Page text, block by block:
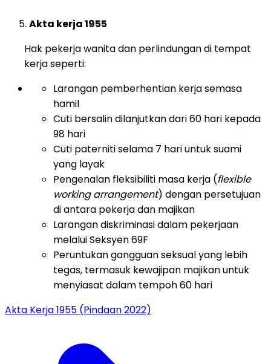
Akta kerja 1955
Hak pekerja wanita dan perlindungan di tempat
kerja seperti:
Larangan pemberhentian kerja semasa
hamil
Cuti bersalin dilanjutkan dari 60 hari kepada
98 hari
Cuti paterniti selama 7 hari untuk suami
yang layak
Pengenalan fleksibiliti masa kerja (flexible
working arrangement) dengan persetujuan
di antara pekerja dan majikan
Larangan diskriminasi dalam pekerjaan
melalui Seksyen 69F
Peruntukan gangguan seksual yang lebih
tegas, termasuk kewajipan majikan untuk
menyiasat dalam tempoh 60 hari
Akta Kerja 1955 (Pindaan 2022)